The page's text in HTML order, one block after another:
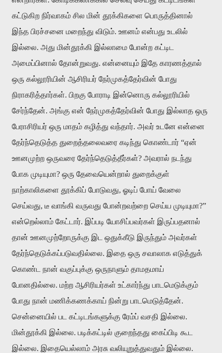
கட்டுகிற நிர்வாகம் சில மின் தூக்கிகளை பொருத்தினால்
இந்த பிரச்சனை மறைந்து விடும். ஊனம் என்பது உடலில்
இல்லை. அது மின்தூக்கி இல்லாமை போன்ற கட்டிட
அமைப்பினால் தோன்றுவது. என்னையும் இதே காரணத்தால்
ஒரு கல்லூரியின் ஆசிரியர் நேர்முகத்தேர்வின் போது
நிராகரித்தார்கள். பிறகு போராடி இன்னொரு கல்லூரியில்
சேர்ந்தேன். அங்கு என் நேர்முகத்தேர்வின் போது இல்லாத ஒரு
பேராசிரியர் ஒரு மாதம் கழித்து வந்தார். அவர் உடனே என்னை
தேர்ந்தெடுத்த துறைத்தலைவரை கடிந்து கொண்டார் “ஏன்
ஊனமுற்ற ஒருவரை தேர்ந்தெடுத்தீர்கள்? அவரால் நடந்து
போக முடியுமா? ஒரு தேவையென்றால் துறைக்குள்
நாற்காலிகளை தூக்கிப் போடுவது, ஓடிப் போய் வேலை
செய்வது, டீ வாங்கி வருவது போன்றவற்றை செய்ய முடியுமா?”
என்றெல்லாம் கேட்டார். இப்படி யோசிப்பவர்கள் இருப்பதனால்
தான் ஊனமுற்றோருக்கு இட ஒதுக்கீடு இருந்தும் அவர்கள்
தேர்ந்தெடுக்கப்படுவதில்லை. இதை ஒரு சவாலாக எடுத்துக்
கொண்ட நான் வகுப்புக்கு ஒருநாளும் தாமதமாய்
போனதில்லை. மற்ற ஆசிரியர்கள் உட்கார்ந்து பாடமெடுக்கும்
போது நான் மணிக்கணக்காய் நின்று பாடமெடுத்தேன்.
சென்னையில் பட கட்டிடங்களுக்கு ரேம்ப் வசதி இல்லை.
மின்தூக்கி இல்லை. படிக்கட்டில் குறைந்தது கைப்பிடி கூட
இல்லை. இதையெல்லாம் அரசு வலியுறுத்துவதும் இல்லை.